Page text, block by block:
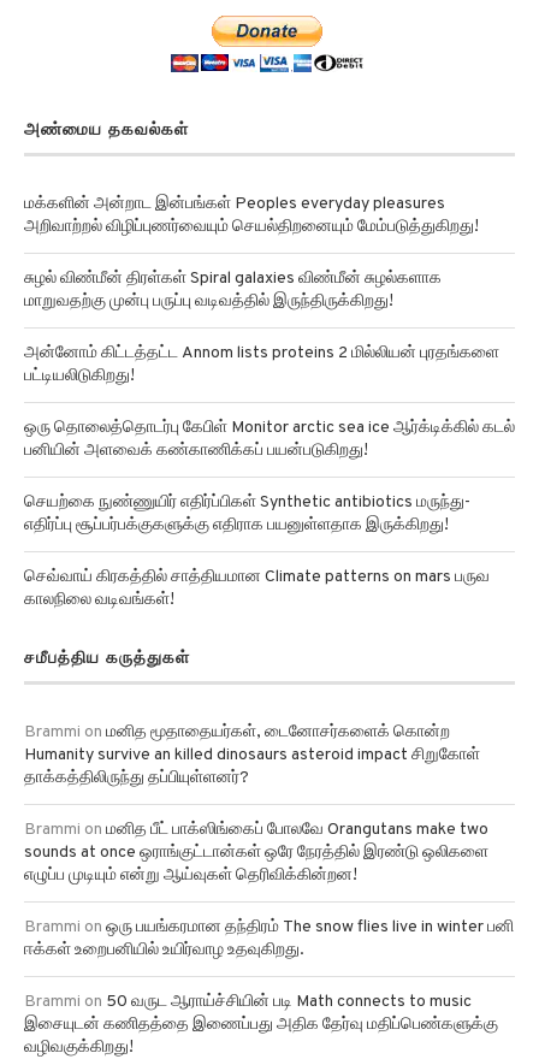
அண்மைய தகவல்கள்
மக்களின் அன்றாட இன்பங்கள் Peoples everyday pleasures
அறிவாற்றல் விழிப்புணர்வையும் செயல்திறனையும் மேம்படுத்துகிறது!
சுழல் விண்மீன் திரள்கள் Spiral galaxies விண்மீன் சுழல்களாக
மாறுவதற்கு முன்பு பருப்பு வடிவத்தில் இருந்திருக்கிறது!
அன்னோம் கிட்டத்தட்ட Annom lists proteins 2 மில்லியன் புரதங்களை
பட்டியலிடுகிறது!
ஒரு தொலைத்தொடர்பு கேபிள் Monitor arctic sea ice ஆர்க்டிக்கில் கடல்
பனியின் அளவைக் கண்காணிக்கப் பயன்படுகிறது!
செயற்கை நுண்ணுயிர் எதிர்ப்பிகள் Synthetic antibiotics மருந்து-
எதிர்ப்பு சூப்பர்பக்குகளுக்கு எதிராக பயனுள்ளதாக இருக்கிறது!
செவ்வாய் கிரகத்தில் சாத்தியமான Climate patterns on mars பருவ
காலநிலை வடிவங்கள்!
சமீபத்திய கருத்துகள்
Brammi on மனித மூதாதையர்கள், டைனோசர்களைக் கொன்ற
Humanity survive an killed dinosaurs asteroid impact சிறுகோள்
தாக்கத்திலிருந்து தப்பியுள்ளனர்?
Brammi on மனித பீட் பாக்ஸிங்கைப் போலவே Orangutans make two
sounds at once ஒராங்குட்டான்கள் ஒரே நேரத்தில் இரண்டு ஒலிகளை
எழுப்ப முடியும் என்று ஆய்வுகள் தெரிவிக்கின்றன!
Brammi on ஒரு பயங்கரமான தந்திரம் The snow flies live in winter பனி
ஈக்கள் உறைபனியில் உயிர்வாழ உதவுகிறது.
Brammi on 50 வருட ஆராய்ச்சியின் படி Math connects to music
இசையுடன் கணிதத்தை இணைப்பது அதிக தேர்வு மதிப்பெண்களுக்கு
வழிவகுக்கிறது!